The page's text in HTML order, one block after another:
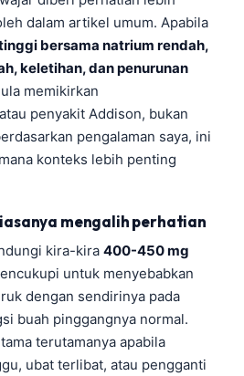
dalam artikel umum. Apabila
bersama natrium rendah,
keletihan, dan penurunan
memikirkan
penyakit Addison, bukan
pengalaman saya, ini
konteks lebih penting
mengalih perhatian
kira-kira 400-450 mg
untuk menyebabkan
dengan sendirinya pada
buah pinggangnya normal.
terutamanya apabila
ubat terlibat, atau pengganti